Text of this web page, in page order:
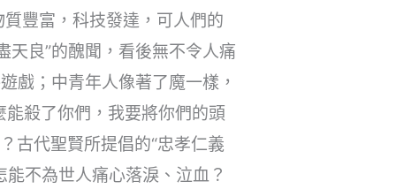
豐富，科技發達，可人們的
天良”的醜聞，看後無不令人痛
戲；中青年人像著了魔一樣，
殺了你們，我要將你們的頭
古代聖賢所提倡的“忠孝仁義
不為世人痛心落淚、泣血？